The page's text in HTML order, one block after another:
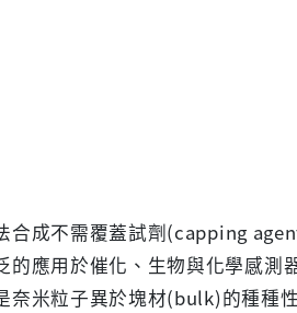
成不需覆蓋試劑(capping
應用於催化、生物與化學感測
奈米粒子異於塊材(bulk)的種種